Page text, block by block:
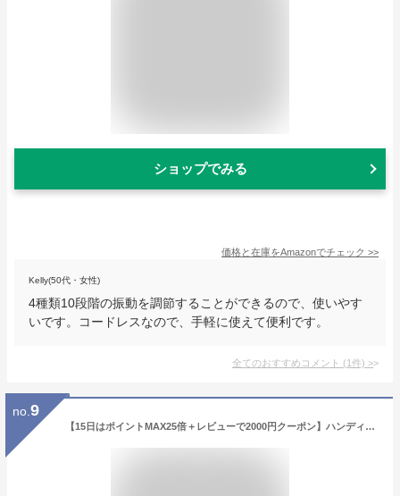
ショップでみる
価格と在庫をAmazonでチェック >>
Kelly(50代・女性)
4種類10段階の振動を調節することができるので、使いやす
いです。コードレスなので、手軽に使えて便利です。
全てのおすすめコメント (1件) >
no. 9
【15日はポイントMAX25倍＋レビューで2000円クーポン】ハンディマッサージャー BODYPIXEL Mini Z｜筋膜リリース マッサージ機 マッサージガン 小型 静音 肩こり 首こり